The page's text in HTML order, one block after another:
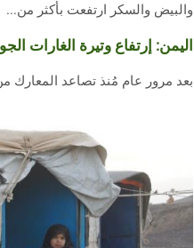
والبيض والسكر ارتفعت بأكثر من...
اليمن: إرتفاع وتيرة الغارات
بعد مرور عام مُنذ تصاعد المعارك